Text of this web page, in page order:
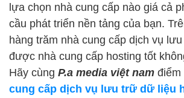
lựa chọn nhà cung cấp nào giá cả
cầu phát triển nền tảng của bạn.
hàng trăm nhà cung cấp dịch vụ
được nhà cung cấp hosting tốt
Hãy cùng P.a media việt nam điểm
cung cấp dịch vụ lưu trữ dữ liệu